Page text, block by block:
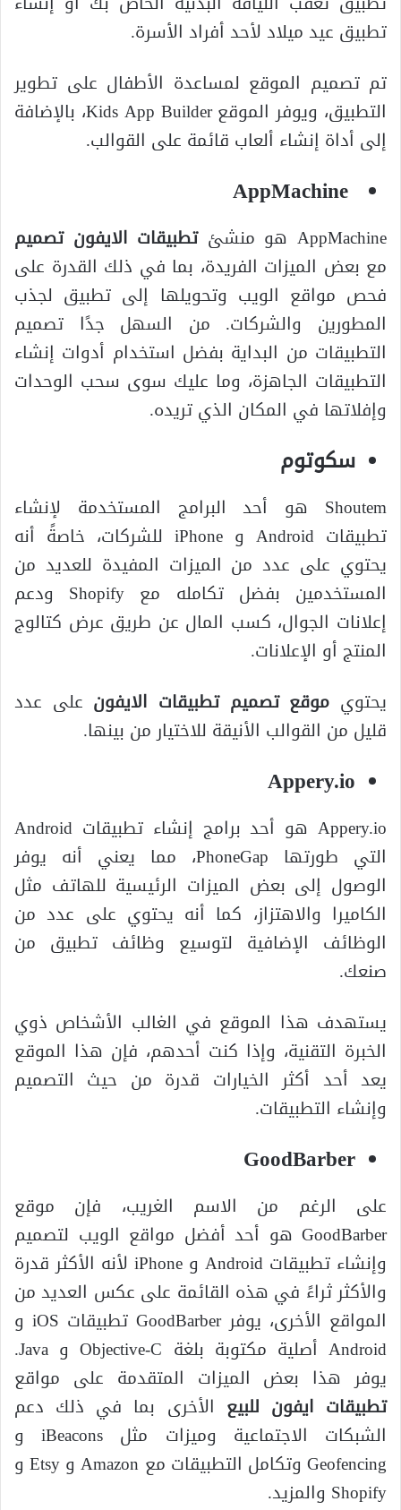
تطبيق عيد ميلاد لأحد أفراد الأسرة.
تم تصميم الموقع لمساعدة الأطفال على تطوير
التطبيق، ويوفر الموقع Kids App Builder، بالإضافة
إلى أداة إنشاء ألعاب قائمة على القوالب.
AppMachine هو منشئ
تطبيقات الايفون تصميم
مع بعض الميزات الفريدة، بما في ذلك القدرة على
فحص مواقع الويب وتحويلها إلى تطبيق لجذب
المطورين والشركات. من السهل جدًا تصميم
التطبيقات من البداية بفضل استخدام أدوات إنشاء
التطبيقات الجاهزة، وما عليك سوى سحب الوحدات
وإفلاتها في المكان الذي تريده.
سكوتوم
Shoutem هو أحد البرامج المستخدمة لإنشاء
تطبيقات Android و iPhone للشركات، خاصةً أنه
يحتوي على عدد من الميزات المفيدة للعديد من
المستخدمين بفضل تكامله مع Shopify ودعم
إعلانات الجوال، كسب المال عن طريق عرض كتالوج
المنتج أو الإعلانات.
يحتوي موقع تصميم تطبيقات الايفون على عدد
قليل من القوالب الأنيقة للاختيار من بينها.
Appery.io
Appery.io هو أحد برامج إنشاء تطبيقات Android
التي طورتها PhoneGap، مما يعني أنه يوفر
الوصول إلى بعض الميزات الرئيسية للهاتف مثل
الكاميرا والاهتزاز، كما أنه يحتوي على عدد من
الوظائف الإضافية لتوسيع وظائف تطبيق من
صنعك.
يستهدف هذا الموقع في الغالب الأشخاص ذوي
الخبرة التقنية، وإذا كنت أحدهم، فإن هذا الموقع
يعد أحد أكثر الخيارات قدرة من حيث التصميم
وإنشاء التطبيقات.
GoodBarber
على الرغم من الاسم الغريب، فإن موقع
GoodBarber هو أحد أفضل مواقع الويب لتصميم
وإنشاء تطبيقات Android و iPhone لأنه الأكثر قدرة
والأكثر ثراءً في هذه القائمة على عكس العديد من
المواقع الأخرى، يوفر GoodBarber تطبيقات iOS و
Android أصلية مكتوبة بلغة Objective-C و Java.
يوفر هذا بعض الميزات المتقدمة على مواقع
تطبيقات ايفون للبيع الأخرى بما في ذلك دعم
الشبكات الاجتماعية وميزات مثل iBeacons و
Geofencing وتكامل التطبيقات مع Amazon و Etsy و
Shopify والمزيد.